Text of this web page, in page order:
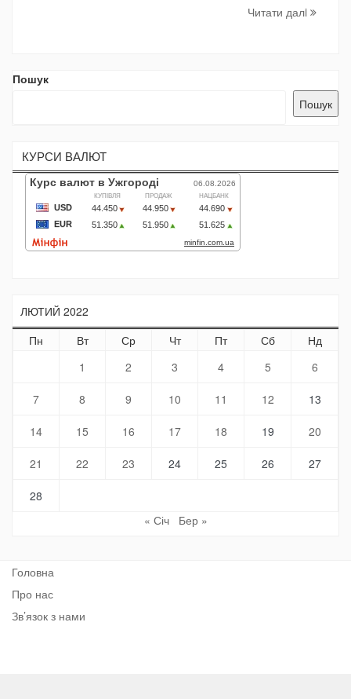
Читати далi
Пошук
Пошук
КУРСИ ВАЛЮТ
ЛЮТИЙ 2022
Пн
Вт Ср Чт Пт Сб
Нд
1
2 3 4 5 6
7 8 9 10 11 12 13
14 15 16 17 18 19 20
21 22 23 24 25 26 27
28
« Січ
Бер »
Головна
Про нас
Зв’язок з нами